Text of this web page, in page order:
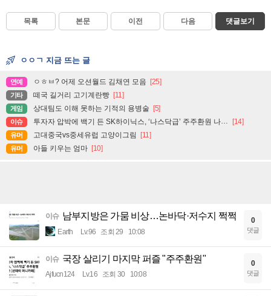
목록 본문 이전 다음 댓글보기
ㅇㅇㄱ 지금 뜨는 글
연예 ㅇㅎㅂ? 어제 오션월드 김채연 모음 [25]
기타 떼국 길거리 고기계란빵 [11]
게임 상대팀도 이해 못하는 기적의 용병술 [5]
이슈 투자자 압박에 백기 든 SK하이닉스, ‘나스닥급’ 주주환원 나설까 [14]
유머 고대중국vs중세유럽 고양이그림 [11]
유머 아들 키우는 엄마 [10]
이슈 남부지방은 가뭄 비상…논바닥·저수지 쩍쩍
Earth Lv.96 조회 29 10:08
0
댓글
이슈 국장 살리기 마지막 퍼즐 "주주환원"
Ajfucn124 Lv.16 조회 30 10:08
0
댓글